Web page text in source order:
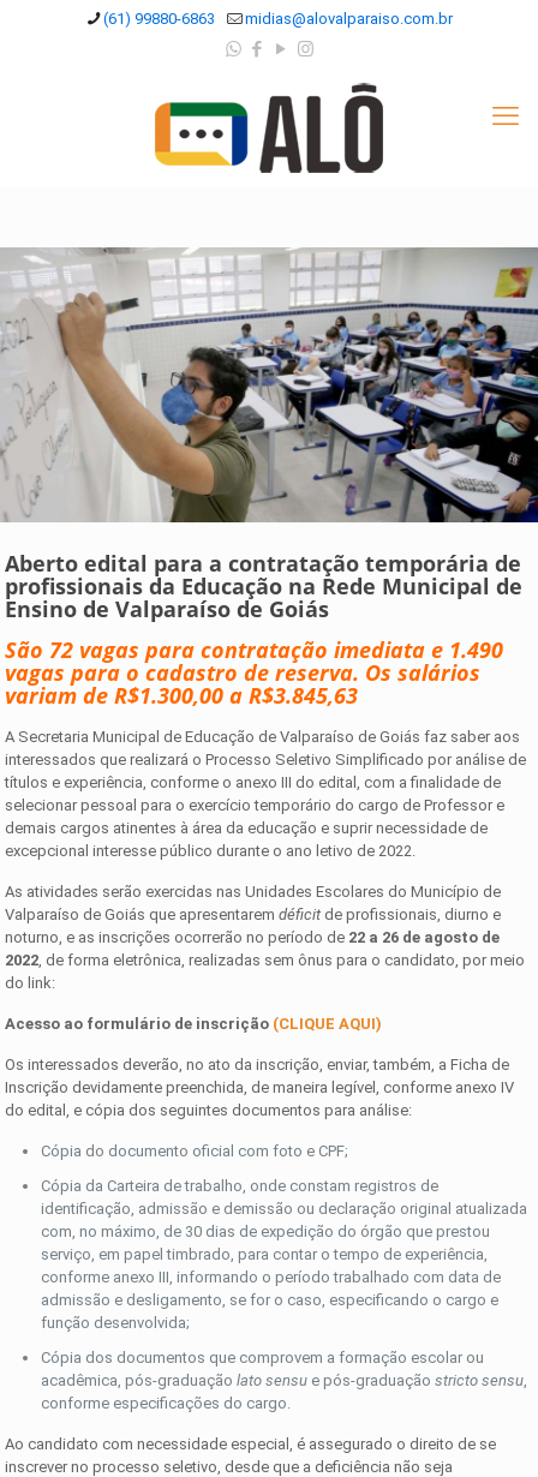
(61) 99880-6863 midias@alovalparaiso.com.br
Aberto edital para a contratação temporária de
profissionais da Educação na Rede Municipal de
Ensino de Valparaíso de Goiás
São 72 vagas para contratação imediata e 1.490
vagas para o cadastro de reserva. Os salários
variam de R$1.300,00 a R$3.845,63
A Secretaria Municipal de Educação de Valparaíso de Goiás faz saber aos
interessados que realizará o Processo Seletivo Simplificado por análise de
títulos e experiência, conforme o anexo III do edital, com a finalidade de
selecionar pessoal para o exercício temporário do cargo de Professor e
demais cargos atinentes à área da educação e suprir necessidade de
excepcional interesse público durante o ano letivo de 2022.
As atividades serão exercidas nas Unidades Escolares do Município de
Valparaíso de Goiás que apresentaremdéficit de profissionais, diurno e
noturno, e as inscrições ocorrerão no período de 22 a 26 de agosto de
2022 , de forma eletrônica, realizadas sem ônus para o candidato, por meio
do link:
Acesso ao formulário de inscrição (CLIQUE AQUI)
Os interessados deverão, no ato da inscrição, enviar, também, a Ficha de
Inscrição devidamente preenchida, de maneira legível, conforme anexo IV
do edital, e cópia dos seguintes documentos para análise:
Cópia do documento oficial com foto e CPF;
Cópia da Carteira de trabalho, onde constam registros de
identificação, admissão e demissão ou declaração original atualizada
com, no máximo, de 30 dias de expedição do órgão que prestou
serviço, em papel timbrado, para contar o tempo de experiência,
conforme anexo III, informando o período trabalhado com data de
admissão e desligamento, se for o caso, especificando o cargo e
função desenvolvida;
Cópia dos documentos que comprovem a formação escolar ou
acadêmica, pós-graduaçãolato sensu e pós-graduaçãostricto sensu
conforme especificações do cargo.
Ao candidato com necessidade especial, é assegurado o direito de se
inscrever no processo seletivo, desde que a deficiência não seja